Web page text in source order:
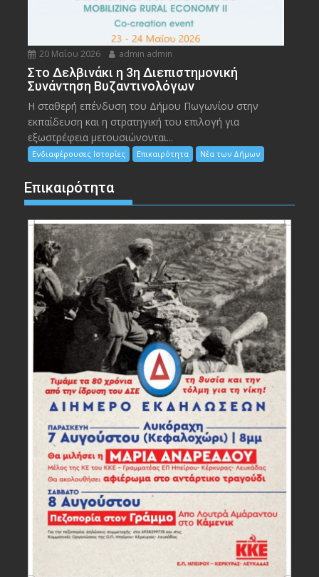
20 Μαΐου 2026 admin admin
Στο Δελβινάκι η 3η Διεπιστημονική
Συνάντηση Βυζαντινολόγων
Η σταθερή επένδυση του Δήμου Πωγωνίου στην
εκπαίδευση και η στρατηγική του επιλογή για
εξωστρέφεια μετουσιώνονται...
Ενδιαφέρουσες Ιστορίες Επικαιρότητα Νέα των Δήμων
Επικαιρότητα